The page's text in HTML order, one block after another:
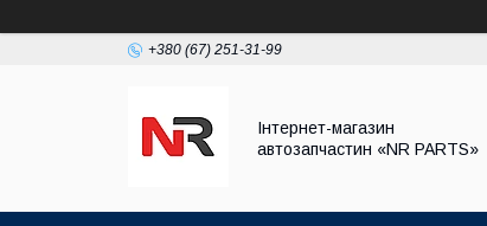
+380 (67) 251-31-99
Інтернет-магазин
автозапчастин «NR PARTS»